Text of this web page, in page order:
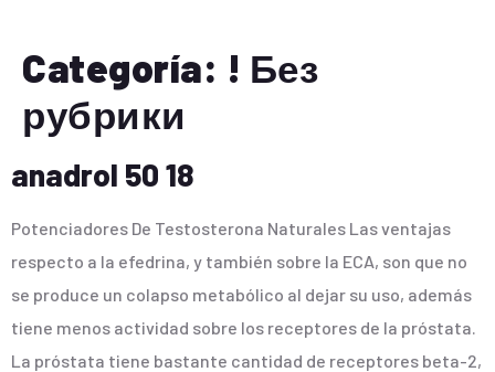
Categoría: ! Без
рубрики
anadrol 50 18
Potenciadores De Testosterona Naturales Las ventajas
respecto a la efedrina, y también sobre la ECA, son que no
se produce un colapso metabólico al dejar su uso, además
tiene menos actividad sobre los receptores de la próstata.
La próstata tiene bastante cantidad de receptores beta-2,